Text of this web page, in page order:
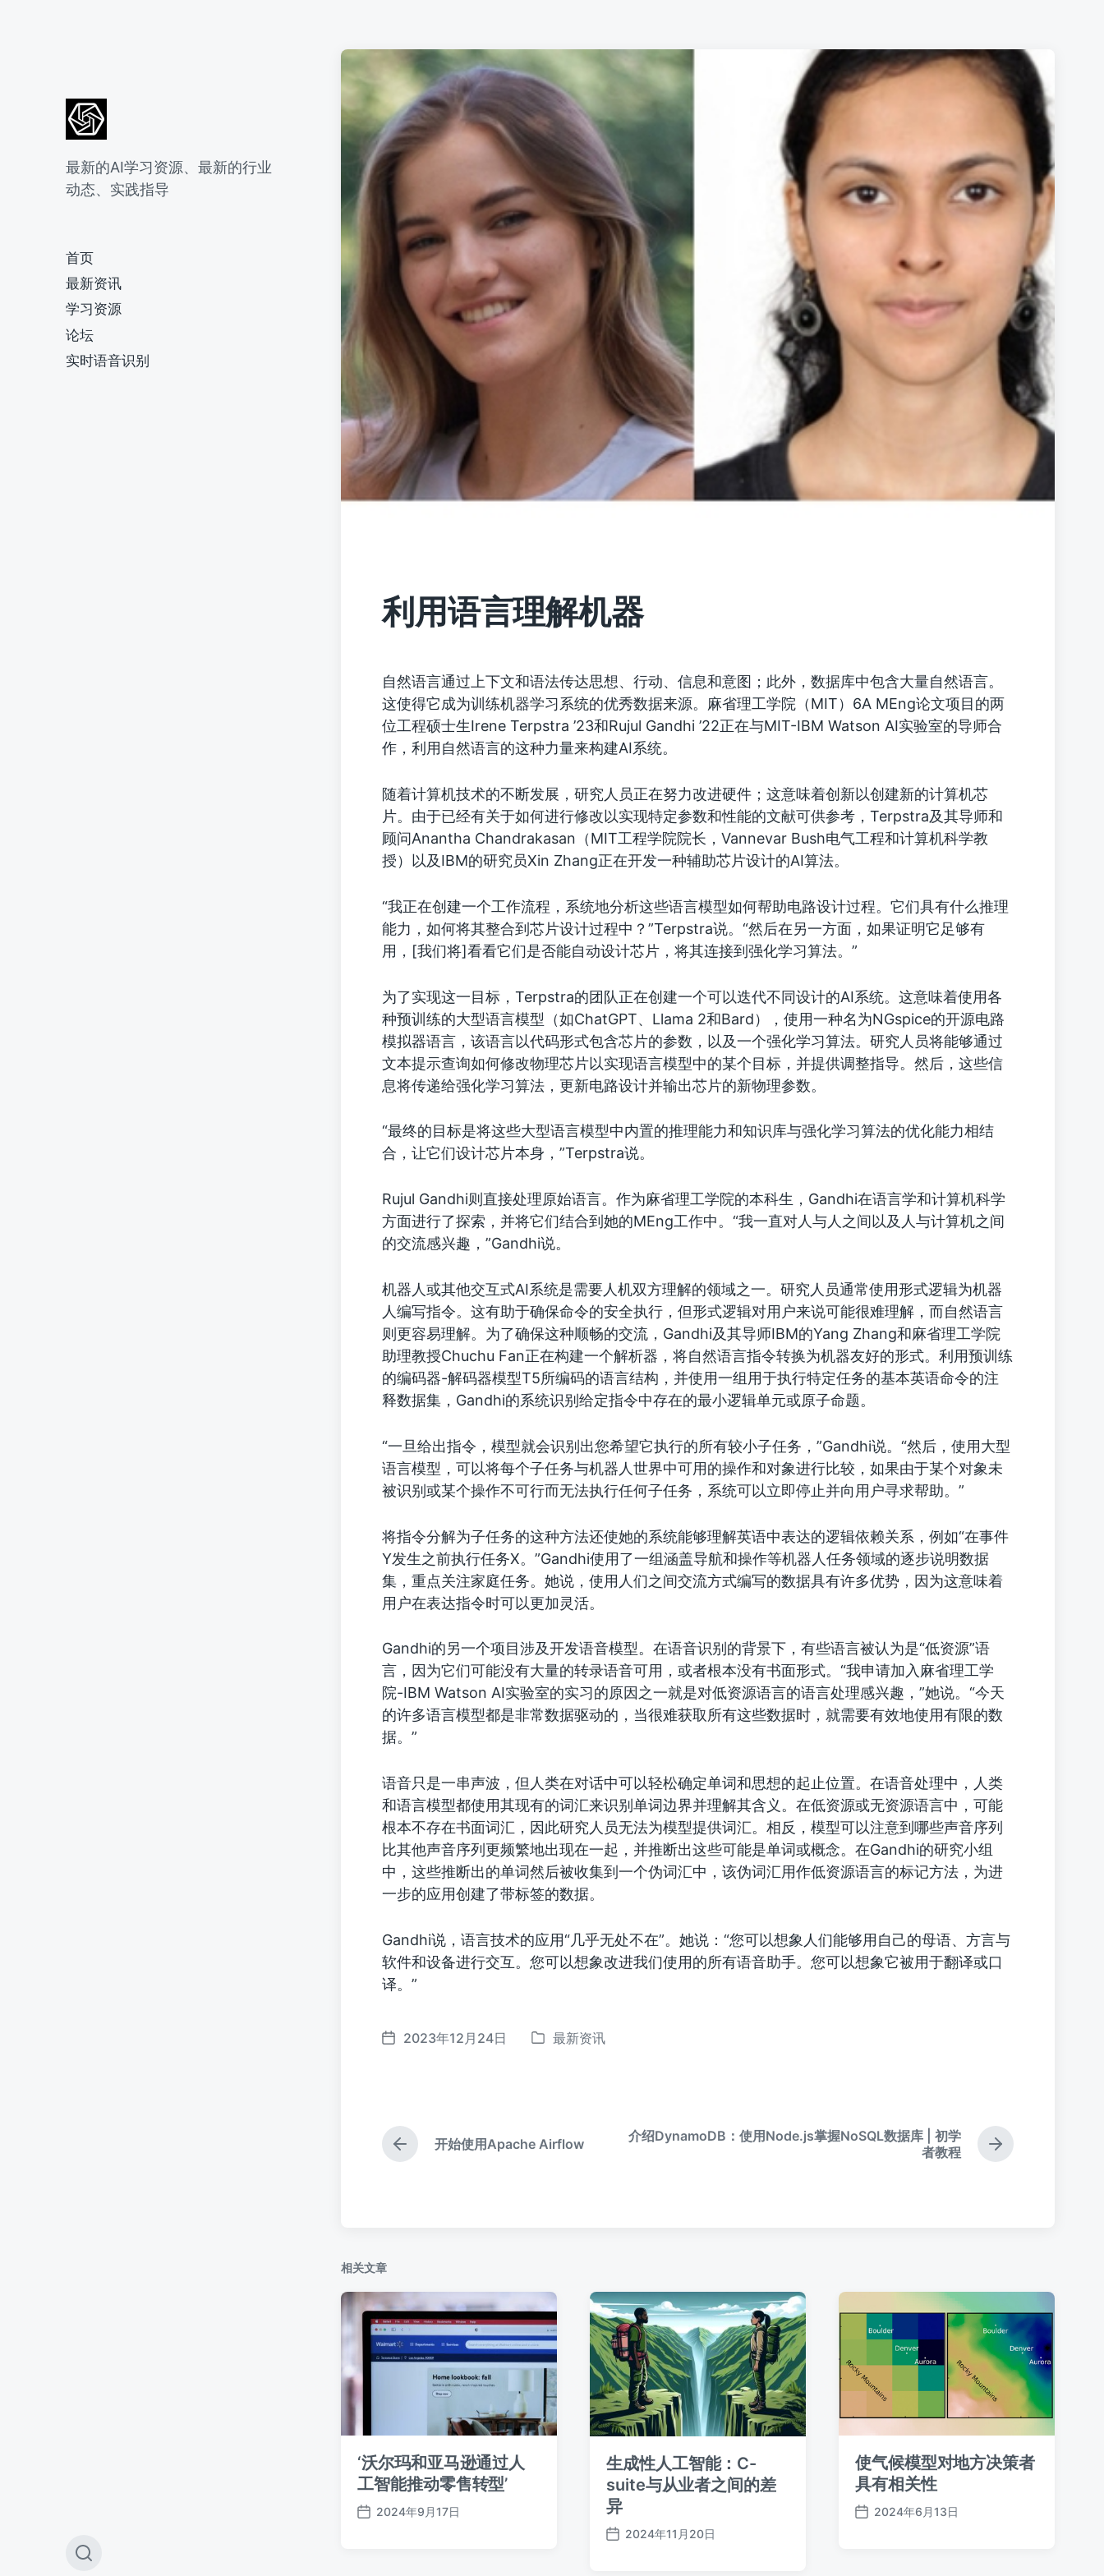
最新的AI学习资源、最新的行业
动态、实践指导
首页
最新资讯
学习资源
论坛
实时语音识别
切
利用语言理解机器
自然语言通过上下文和语法传达思想、行动、信息和意图；此外，数据库中包含大量自然语言。
这使得它成为训练机器学习系统的优秀数据来源。麻省理工学院（MIT）6A MEng论文项目的两
位工程硕士生Irene Terpstra ’23和Rujul Gandhi ’22正在与MIT-IBM Watson AI实验室的导师合
作，利用自然语言的这种力量来构建AI系统。
随着计算机技术的不断发展，研究人员正在努力改进硬件；这意味着创新以创建新的计算机芯
片。由于已经有关于如何进行修改以实现特定参数和性能的文献可供参考，Terpstra及其导师和
顾问Anantha Chandrakasan（MIT工程学院院长，Vannevar Bush电气工程和计算机科学教
授）以及IBM的研究员Xin Zhang正在开发一种辅助芯片设计的AI算法。
“我正在创建一个工作流程，系统地分析这些语言模型如何帮助电路设计过程。它们具有什么推理
能力，如何将其整合到芯片设计过程中？”Terpstra说。“然后在另一方面，如果证明它足够有
用，[我们将]看看它们是否能自动设计芯片，将其连接到强化学习算法。”
为了实现这一目标，Terpstra的团队正在创建一个可以迭代不同设计的AI系统。这意味着使用各
种预训练的大型语言模型（如ChatGPT、Llama 2和Bard），使用一种名为NGspice的开源电路
模拟器语言，该语言以代码形式包含芯片的参数，以及一个强化学习算法。研究人员将能够通过
文本提示查询如何修改物理芯片以实现语言模型中的某个目标，并提供调整指导。然后，这些信
息将传递给强化学习算法，更新电路设计并输出芯片的新物理参数。
“最终的目标是将这些大型语言模型中内置的推理能力和知识库与强化学习算法的优化能力相结
合，让它们设计芯片本身，”Terpstra说。
Rujul Gandhi则直接处理原始语言。作为麻省理工学院的本科生，Gandhi在语言学和计算机科学
方面进行了探索，并将它们结合到她的MEng工作中。“我一直对人与人之间以及人与计算机之间
的交流感兴趣，”Gandhi说。
机器人或其他交互式AI系统是需要人机双方理解的领域之一。研究人员通常使用形式逻辑为机器
人编写指令。这有助于确保命令的安全执行，但形式逻辑对用户来说可能很难理解，而自然语言
则更容易理解。为了确保这种顺畅的交流，Gandhi及其导师IBM的Yang Zhang和麻省理工学院
助理教授Chuchu Fan正在构建一个解析器，将自然语言指令转换为机器友好的形式。利用预训练
的编码器-解码器模型T5所编码的语言结构，并使用一组用于执行特定任务的基本英语命令的注
释数据集，Gandhi的系统识别给定指令中存在的最小逻辑单元或原子命题。
“一旦给出指令，模型就会识别出您希望它执行的所有较小子任务，”Gandhi说。“然后，使用大型
语言模型，可以将每个子任务与机器人世界中可用的操作和对象进行比较，如果由于某个对象未
被识别或某个操作不可行而无法执行任何子任务，系统可以立即停止并向用户寻求帮助。”
将指令分解为子任务的这种方法还使她的系统能够理解英语中表达的逻辑依赖关系，例如“在事件
Y发生之前执行任务X。”Gandhi使用了一组涵盖导航和操作等机器人任务领域的逐步说明数据
集，重点关注家庭任务。她说，使用人们之间交流方式编写的数据具有许多优势，因为这意味着
用户在表达指令时可以更加灵活。
Gandhi的另一个项目涉及开发语音模型。在语音识别的背景下，有些语言被认为是“低资源”语
言，因为它们可能没有大量的转录语音可用，或者根本没有书面形式。“我申请加入麻省理工学
院-IBM Watson AI实验室的实习的原因之一就是对低资源语言的语言处理感兴趣，”她说。“今天
的许多语言模型都是非常数据驱动的，当很难获取所有这些数据时，就需要有效地使用有限的数
据。”
语音只是一串声波，但人类在对话中可以轻松确定单词和思想的起止位置。在语音处理中，人类
和语言模型都使用其现有的词汇来识别单词边界并理解其含义。在低资源或无资源语言中，可能
根本不存在书面词汇，因此研究人员无法为模型提供词汇。相反，模型可以注意到哪些声音序列
比其他声音序列更频繁地出现在一起，并推断出这些可能是单词或概念。在Gandhi的研究小组
中，这些推断出的单词然后被收集到一个伪词汇中，该伪词汇用作低资源语言的标记方法，为进
一步的应用创建了带标签的数据。
Gandhi说，语言技术的应用“几乎无处不在”。她说：“您可以想象人们能够用自己的母语、方言与
软件和设备进行交互。您可以想象改进我们使用的所有语音助手。您可以想象它被用于翻译或口
译。”
发
2023年12月24日
发
最新资讯
上
篇
开始使用Apache Airflow
下
篇
介绍DynamoDB：使用Node.js掌握NoSQL数据库 | 初学
者教程
相关文章
‘沃尔玛和亚马逊通过人
工智能推动零售转型’
发
2024年9月17日
生成性人工智能：C-
suite与从业者之间的差
异
发
2024年11月20日
使气候模型对地方决策者
具有相关性
发
2024年6月13日